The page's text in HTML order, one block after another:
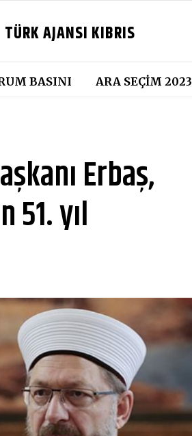
TÜRK AJANSI KIBRIS
BASINI ARA SEÇIM 2023
Erbaş,
51. yıl